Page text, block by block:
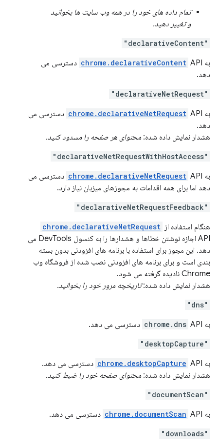
تمام داده های خود را در همه وب سایت ها بخوانید
و تغییر دهید.
"declarativeContent"
به chrome.declarativeContent API دسترسی می
دهد.
"declarativeNetRequest"
به chrome.declarativeNetRequest API دسترسی می
دهد.
هشدار نمایش داده شده: محتوای هر صفحه را مسدود کنید.
"declarativeNetRequestWithHostAccess"
به chrome.declarativeNetRequest API دسترسی می
دهد اما برای همه اقدامات به مجوزهای میزبان نیاز دارد.
"declarativeNetRequestFeedback"
هنگام استفاده از chrome.declarativeNetRequest
API اجازه نوشتن خطاها و هشدارها را به کنسول DevTools می
دهد. این مجوز برای استفاده با برنامه های افزودنی بدون بسته
بندی است و برای برنامه های افزودنی نصب شده از فروشگاه وب
Chrome نادیده گرفته می شود.
هشدار نمایش داده شده:تاریخچه مرور خود را بخوانید.
"dns"
به chrome.dns API دسترسی می دهد.
"desktopCapture"
به chrome.desktopCapture API دسترسی می دهد.
هشدار نمایش داده شده: محتوای صفحه خود را ضبط کنید.
"documentScan"
به chrome.documentScan API دسترسی می دهد.
"downloads"